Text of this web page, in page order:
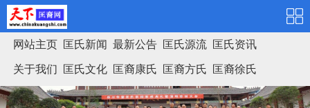
网站主页 匡氏新闻 最新公告 匡氏源流 匡氏资讯
关于我们 匡氏文化 匡裔康氏 匡裔方氏 匡裔徐氏
匡氏家谱